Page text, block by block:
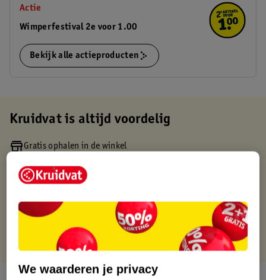
Actie
Wimperfestival 2e voor 1.00
Bekijk alle actieproducten
Kruidvat is altijd voordelig
Gratis ophalen in de winkel
Gratis thuisbezorgd vanaf 50.00
Gratis punten met je Kruidvat kaart
We waarderen je privacy